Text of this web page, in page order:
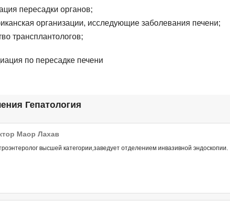
пересадки органов;
организации, исследующие заболевания печени;
трансплантологов;
по пересадке печени
Гепатология
Маор Лахав
высшей категории,заведует отделением инвазивной эндоскопии.